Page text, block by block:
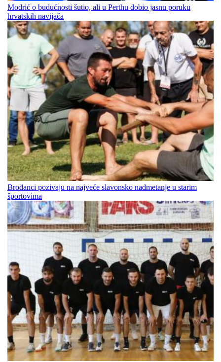
Modrić o budućnosti šutio, ali u Perthu dobio jasnu poruku
hrvatskih navijača
Brođanci pozivaju na najveće slavonsko nadmetanje u starim
športovima